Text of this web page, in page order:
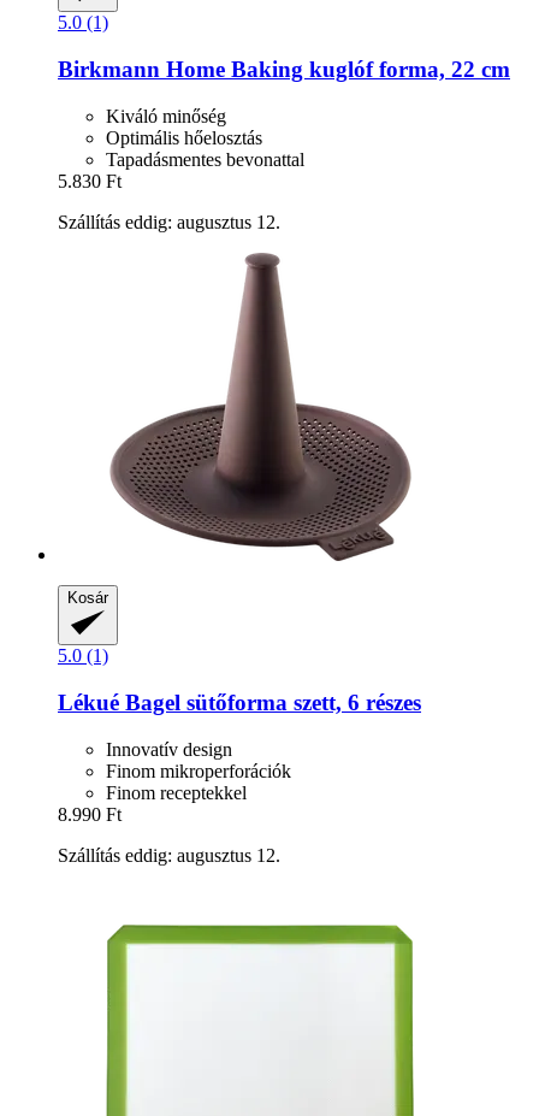
5.0 (1)
Birkmann Home Baking kuglóf forma, 22 cm
Kiváló minőség
Optimális hőelosztás
Tapadásmentes bevonattal
5.830 Ft
Szállítás eddig: augusztus 12.
Kosár
5.0 (1)
Lékué Bagel sütőforma szett, 6 részes
Innovatív design
Finom mikroperforációk
Finom receptekkel
8.990 Ft
Szállítás eddig: augusztus 12.